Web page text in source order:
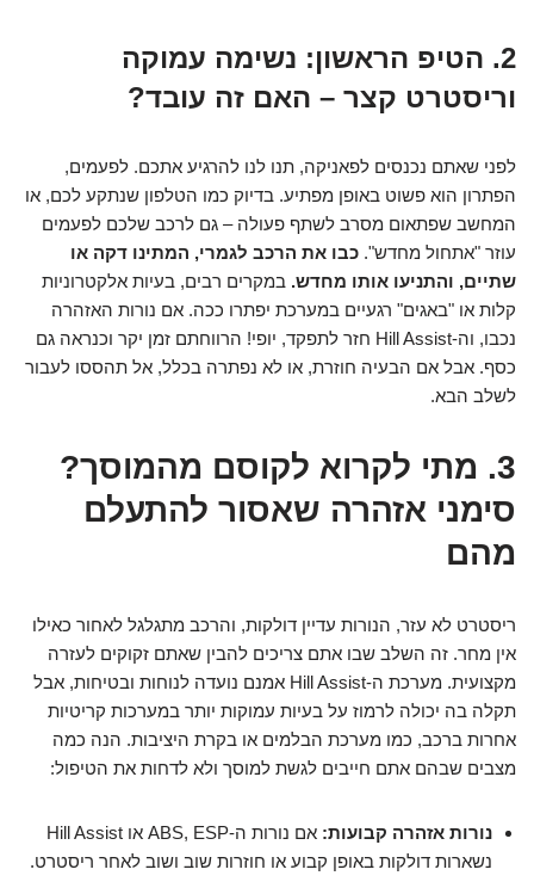
2. הטיפ הראשון: נשימה עמוקה
וריסטרט קצר – האם זה עובד?
לפני שאתם נכנסים לפאניקה, תנו לנו להרגיע אתכם. לפעמים,
הפתרון הוא פשוט באופן מפתיע. בדיוק כמו הטלפון שנתקע לכם, או
המחשב שפתאום מסרב לשתף פעולה – גם לרכב שלכם לפעמים
עוזר "אתחול מחדש". כבו את הרכב לגמרי, המתינו דקה או
שתיים, והתניעו אותו מחדש. במקרים רבים, בעיות אלקטרוניות
קלות או "באגים" רגעיים במערכת יפתרו ככה. אם נורות האזהרה
נכבו, וה-Hill Assist חזר לתפקד, יופי! הרווחתם זמן יקר וכנראה גם
כסף. אבל אם הבעיה חוזרת, או לא נפתרה בכלל, אל תהססו לעבור
לשלב הבא.
3. מתי לקרוא לקוסם מהמוסך?
סימני אזהרה שאסור להתעלם
מהם
ריסטרט לא עזר, הנורות עדיין דולקות, והרכב מתגלגל לאחור כאילו
אין מחר. זה השלב שבו אתם צריכים להבין שאתם זקוקים לעזרה
מקצועית. מערכת ה-Hill Assist אמנם נועדה לנוחות ובטיחות, אבל
תקלה בה יכולה לרמוז על בעיות עמוקות יותר במערכות קריטיות
אחרות ברכב, כמו מערכת הבלמים או בקרת היציבות. הנה כמה
מצבים שבהם אתם חייבים לגשת למוסך ולא לדחות את הטיפול:
נורות אזהרה קבועות:
אם נורות ה-ABS, ESP או Hill Assist
נשארות דולקות באופן קבוע או חוזרות שוב ושוב לאחר ריסטרט.